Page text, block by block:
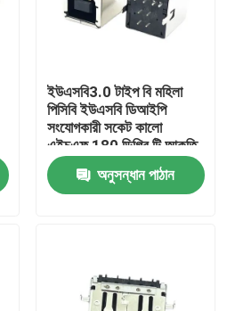
ইউএসবি3.0 টাইপ বি মহিলা
পিসিবি ইউএসবি ডিআইপি
সংযোগকারী সকেট কালো
এইচএফ 180 ডিগ্রি টি আকৃতি
অনুসন্ধান পাঠান